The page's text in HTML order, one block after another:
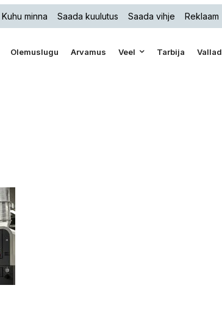
Kuhu minna Saada kuulutus Saada vihje Reklaam
Olemuslugu Arvamus Veel Tarbija Vallad